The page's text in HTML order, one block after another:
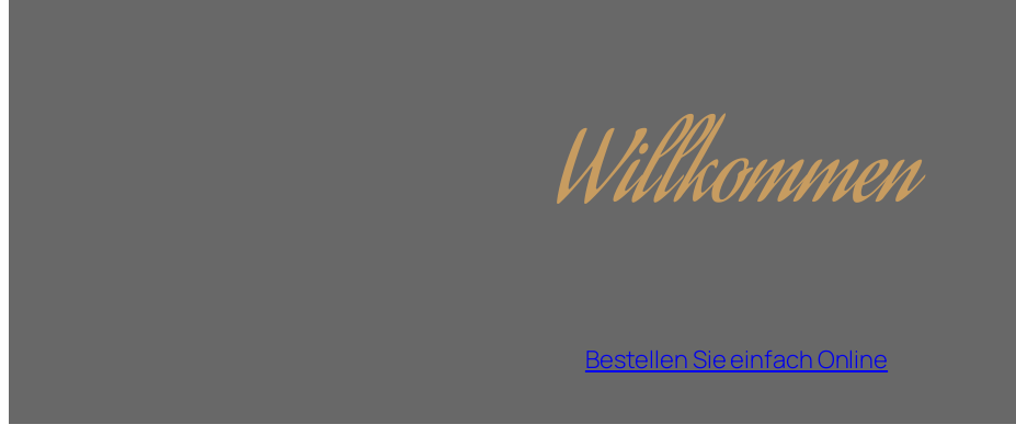
Willkommen
Bestellen Sie einfach Online